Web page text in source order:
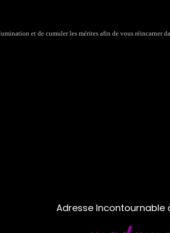
et de cumuler les mérites afin de vous réincarner
Adresse Incontournable